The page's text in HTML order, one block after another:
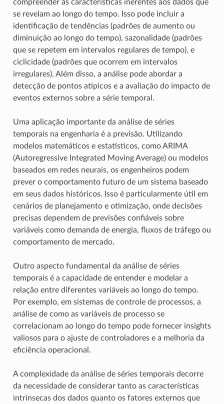
compreender as características inerentes aos dados que
se revelam ao longo do tempo. Isso pode incluir a
identificação de tendências (padrões de aumento ou
diminuição ao longo do tempo), sazonalidade (padrões
que se repetem em intervalos regulares de tempo), e
ciclicidade (padrões que ocorrem em intervalos
irregulares). Além disso, a análise pode abordar a
detecção de pontos atípicos e a avaliação do impacto de
eventos externos sobre a série temporal.
Uma aplicação importante da análise de séries
temporais na engenharia é a previsão. Utilizando
modelos matemáticos e estatísticos, como ARIMA
(Autoregressive Integrated Moving Average) ou modelos
baseados em redes neurais, os engenheiros podem
prever o comportamento futuro de um sistema baseado
em seus dados históricos. Isso é particularmente útil em
cenários de planejamento e otimização, onde decisões
precisas dependem de previsões confiáveis sobre
variáveis como demanda de energia, fluxos de tráfego ou
comportamento de mercado.
Outro aspecto fundamental da análise de séries
temporais é a capacidade de entender e modelar a
relação entre diferentes variáveis ao longo do tempo.
Por exemplo, em sistemas de controle de processos, a
análise de como as variáveis de processo se
correlacionam ao longo do tempo pode fornecer insights
valiosos para o ajuste de controladores e a melhoria da
eficiência operacional.
A complexidade da análise de séries temporais decorre
da necessidade de considerar tanto as características
intrínsecas dos dados quanto os fatores externos que